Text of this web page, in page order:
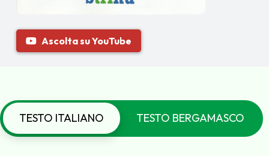
Ascolta su YouTube
TESTO ITALIANO TESTO BERGAMASCO